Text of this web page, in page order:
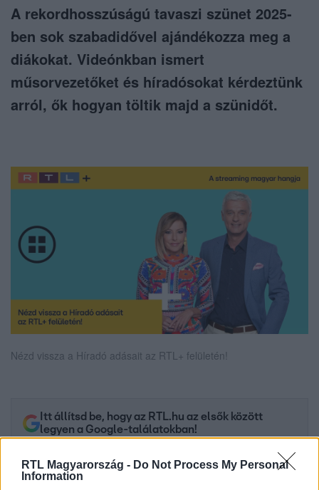
RTL Magyarország - Do Not Process My Personal
Information
A rekordhosszúságú tavaszi szünet 2025-
ben sok szabadidővel ajándékozza meg a
diákokat. Videónkban ismert
műsorvezetőket és híradósokat kérdeztünk
arról, ők hogyan töltik majd a szünidőt.
Nézd vissza a Híradó adásait az RTL+ felületén!
Itt állítsd be, hogy az RTL.hu az elsők között
legyen a Google-találatokban!